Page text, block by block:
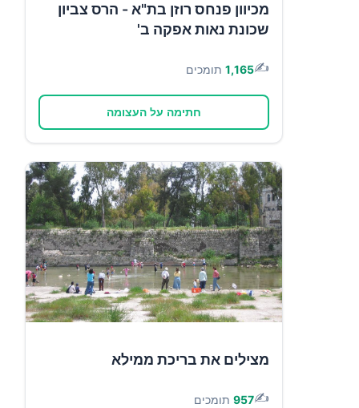
מכיוון פנחס רוזן בת"א - הרס צביון
שכונת נאות אפקה ב'
✍️
1,165 תומכים
חתימה על העצומה
מצילים את בריכת ממילא
✍️
957 תומכים